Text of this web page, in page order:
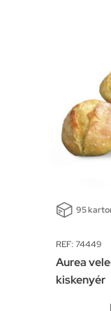
95
REF: 74449
Aurea
kiskenyér